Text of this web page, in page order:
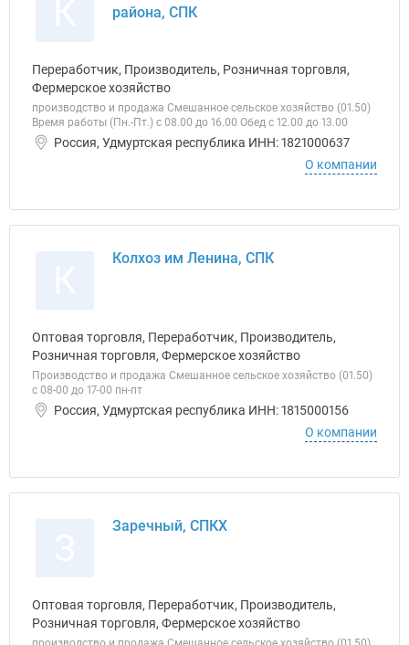
района, СПК
Переработчик, Производитель, Розничная торговля,
Фермерское хозяйство
производство и продажа Смешанное сельское хозяйство (01.50)
Время работы (Пн.-Пт.) с 08.00 до 16.00 Обед с 12.00 до 13.00
Россия, Удмуртская республика ИНН: 1821000637
О компании
Колхоз им Ленина, СПК
Оптовая торговля, Переработчик, Производитель,
Розничная торговля, Фермерское хозяйство
Производство и продажа Смешанное сельское хозяйство (01.50)
с 08-00 до 17-00 пн-пт
Россия, Удмуртская республика ИНН: 1815000156
О компании
Заречный, СПКХ
Оптовая торговля, Переработчик, Производитель,
Розничная торговля, Фермерское хозяйство